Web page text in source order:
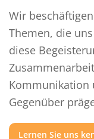
Wir
Themen, die
diese
Kommunikation
Gegenüber
Lernen Sie uns